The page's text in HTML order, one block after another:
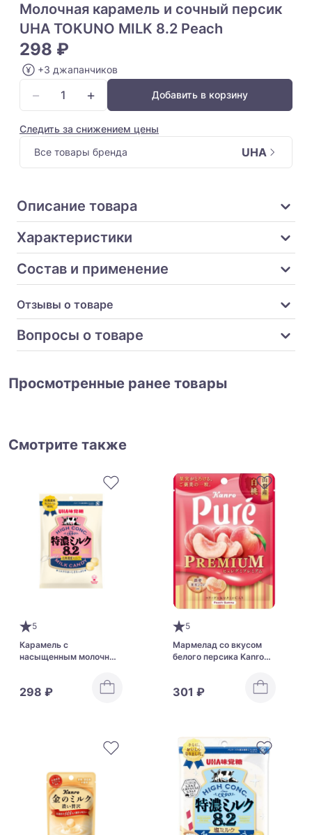
Молочная карамель и сочный персик
UHA TOKUNO MILK 8.2 Peach
298 ₽
+3 джапанчиков
− + Добавить в корзину
Следить за снижением цены
Все товары бренда
UHA
Описание товара
Характеристики
Состав и применение
Отзывы о товаре
Вопросы о товаре
Просмотренные ранее товары
Смотрите также
5
Карамель с
насыщенным молочным
Hokkaido Milk
298 ₽
5
Мармелад со вкусом
белого персика Kanro
301 ₽